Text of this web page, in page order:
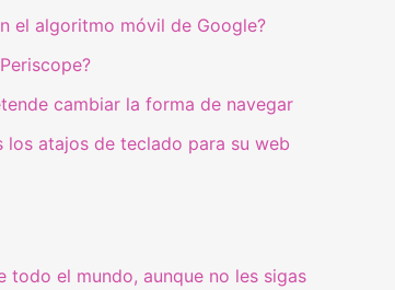
el algoritmo móvil de Google?
cambiar la forma de navegar
los atajos de teclado para su web
todo el mundo, aunque no les sigas